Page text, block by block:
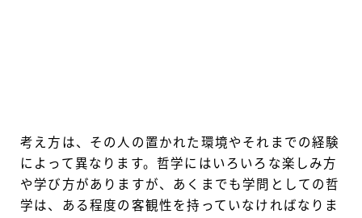
考え方は、その人の置かれた環境やそれまでの経験
によって異なります。哲学にはいろいろな楽しみ方
や学び方がありますが、あくまでも学問としての哲
学は、ある程度の客観性を持っていなければなりま